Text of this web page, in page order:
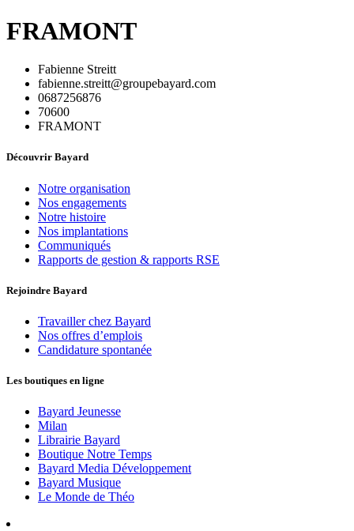
FRAMONT
Fabienne Streitt
fabienne.streitt@groupebayard.com
0687256876
70600
FRAMONT
Découvrir Bayard
Notre organisation
Nos engagements
Notre histoire
Nos implantations
Communiqués
Rapports de gestion & rapports RSE
Rejoindre Bayard
Travailler chez Bayard
Nos offres d’emplois
Candidature spontanée
Les boutiques en ligne
Bayard Jeunesse
Milan
Librairie Bayard
Boutique Notre Temps
Bayard Media Développement
Bayard Musique
Le Monde de Théo